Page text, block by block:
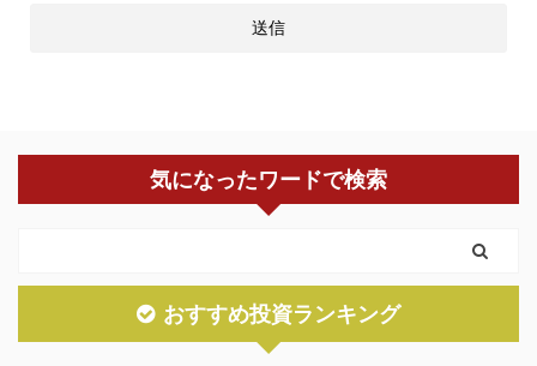
気になったワードで検索
おすすめ投資ランキング